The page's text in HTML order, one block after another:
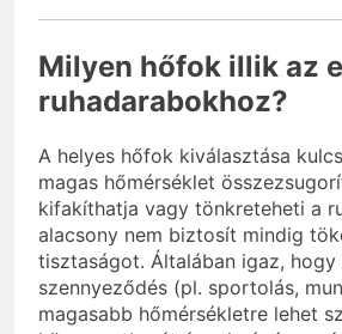
Milyen hőfok illik az
ruhadarabokhoz?
A helyes hőfok kiválasztása
magas hőmérséklet
kifakíthatja vagy tönkreteheti a
alacsony nem biztosít mindig
tisztaságot. Általában igaz, hogy
szennyeződés (pl. sportolás,
magasabb hőmérsékletre lehet